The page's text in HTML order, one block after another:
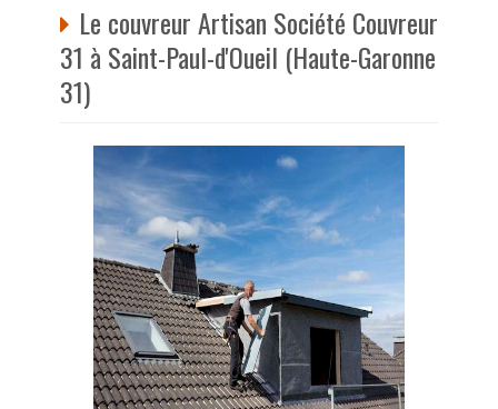
Le couvreur Artisan Société Couvreur
31 à Saint-Paul-d'Oueil (Haute-Garonne
31)